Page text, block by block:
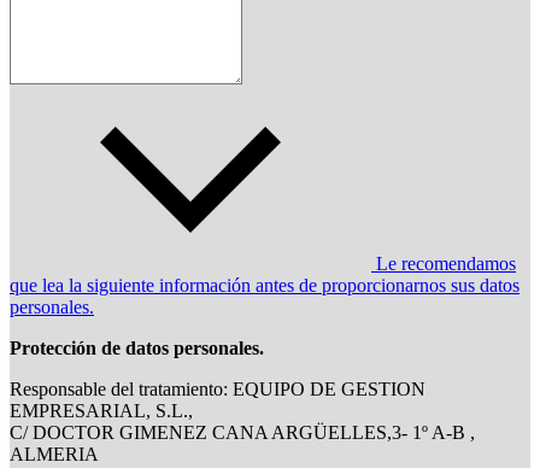
Le recomendamos
que lea la siguiente información antes de proporcionarnos sus datos
personales.
Protección de datos personales.
Responsable del tratamiento: EQUIPO DE GESTION
EMPRESARIAL, S.L.,
C/ DOCTOR GIMENEZ CANA ARGÜELLES,3- 1º A-B ,
ALMERIA